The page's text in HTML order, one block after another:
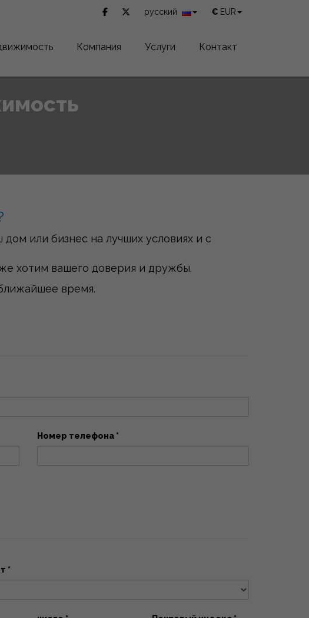
€ EUR
русский
Компания Услуги Контакт
или бизнес на лучших условиях и с
хотим вашего доверия и дружбы.
время.
Номер телефона *
*